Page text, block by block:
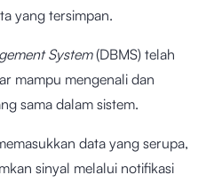
yang tersimpan.
System(DBMS) telah
mampu mengenali dan
sama dalam sistem.
data yang serupa,
sinyal melalui notifikasi